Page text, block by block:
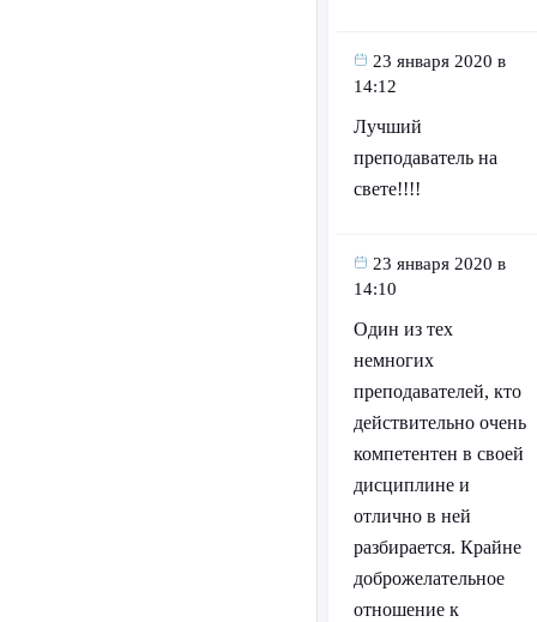
23 января 2020 в
14:12
Лучший
преподаватель на
свете!!!!
23 января 2020 в
14:10
Один из тех
немногих
преподавателей, кто
действительно очень
компетентен в своей
дисциплине и
отлично в ней
разбирается. Крайне
доброжелательное
отношение к